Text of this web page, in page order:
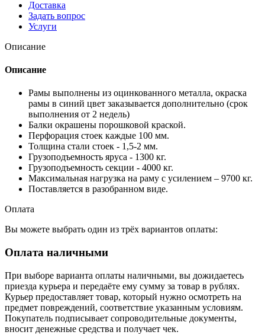
Доставка
Задать вопрос
Услуги
Описание
Описание
Рамы выполнены из оцинкованного металла, окраска
рамы в синий цвет заказывается дополнительно (срок
выполнения от 2 недель)
Балки окрашены порошковой краской.
Перфорация стоек каждые 100 мм.
Толщина стали стоек - 1,5-2 мм.
Грузоподъемность яруса - 1300 кг.
Грузоподъемность секции - 4000 кг.
Максимальная нагрузка на раму с усилением – 9700 кг.
Поставляется в разобранном виде.
Оплата
Вы можете выбрать один из трёх вариантов оплаты:
Оплата наличными
При выборе варианта оплаты наличными, вы дожидаетесь
приезда курьера и передаёте ему сумму за товар в рублях.
Курьер предоставляет товар, который нужно осмотреть на
предмет повреждений, соответствие указанным условиям.
Покупатель подписывает сопроводительные документы,
вносит денежные средства и получает чек.